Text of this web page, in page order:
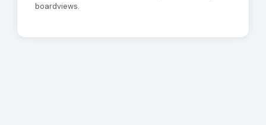
boardviews.